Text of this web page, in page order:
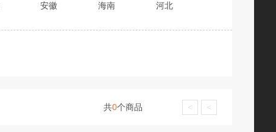
安徽 海南
河北
< <
共0个商品